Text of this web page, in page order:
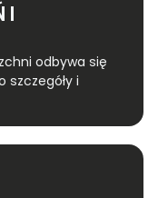
I
odbywa się
szczegóły i